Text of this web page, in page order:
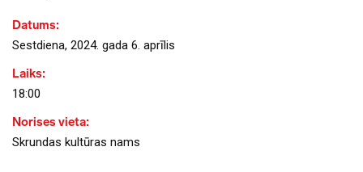
Datums:
Sestdiena, 2024. gada 6. aprīlis
Laiks:
18:00
Norises vieta:
Skrundas kultūras nams